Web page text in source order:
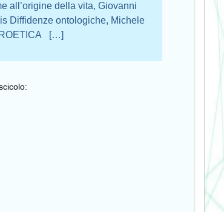
all’origine della vita, Giovanni
Diffidenze ontologiche, Michele
[…]